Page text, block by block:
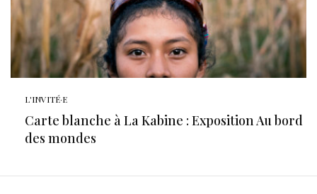
L'INVITÉ·E
Carte blanche à La Kabine : Exposition Au bord
des mondes